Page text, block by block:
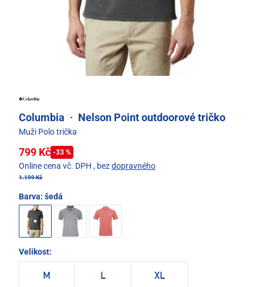
Columbia · Nelson Point outdoorové tričko
Muži Polo trička
799 Kč -33 %
Online cena vč. DPH , bezdopravného
1.199 Kč
Barva: šedá
Velikost:
M L XL